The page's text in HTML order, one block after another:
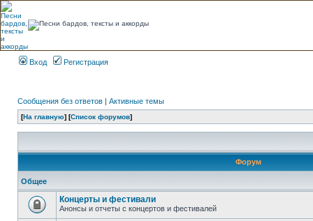
Вход Регистрация
Сообщения без ответов | Активные темы
[На главную] [Список форумов]
Форум
Общее
Концерты и фестивали
Анонсы и отчеты с концертов и фестивалей